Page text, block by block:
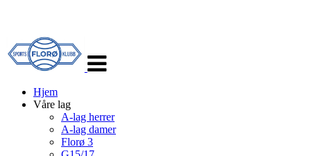
navigasjon
Hjem
Våre lag
A-lag herrer
A-lag damer
Florø 3